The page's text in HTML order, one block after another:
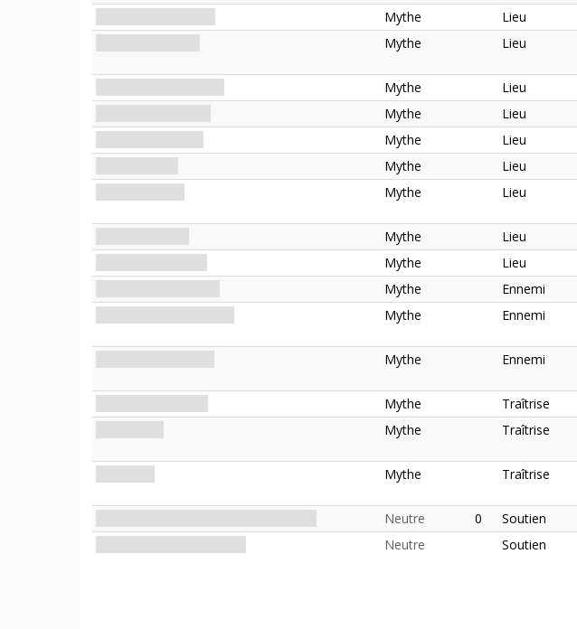
Mythe Lieu
Mythe Lieu
Mythe Lieu
Mythe Lieu
Mythe Lieu
Mythe Lieu
Mythe Lieu
Mythe Lieu
Mythe Lieu
Mythe Ennemi
Mythe Ennemi
Mythe Ennemi
Mythe Traîtrise
Mythe Traîtrise
Mythe Traîtrise
Neutre 0 Soutien
Neutre Soutien